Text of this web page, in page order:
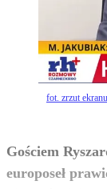
fot. zrzut
Gościem
europoseł